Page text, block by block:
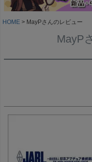
HOME MayPさんのレビュー
MayP